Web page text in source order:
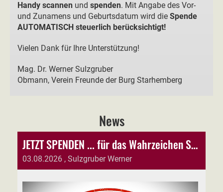
Handy scannen und spenden. Mit Angabe des Vor-
und Zunamens und Geburtsdatum wird die Spende
AUTOMATISCH steuerlich berücksichtigt!
Vielen Dank für Ihre Unterstützung!
Mag. Dr. Werner Sulzgruber
Obmann, Verein Freunde der Burg Starhemberg
News
JETZT SPENDEN ... für das Wahrzeichen Starhemberg!
03.08.2026 , Sulzgruber Werner